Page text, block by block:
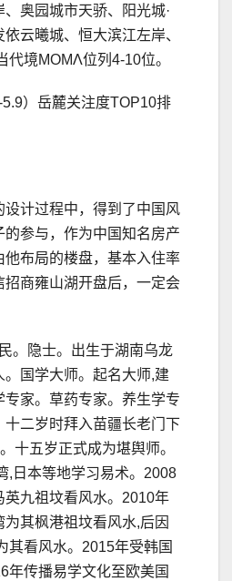
奥园城市天骄、阳光城·
云曦城、恒大滨江左岸、
代境MOMΛ位列4-10位。
）岳麓关注度TOP10排
设计过程中，得到了中国风
的参与，作为中国知名房产
他布局的楼盘，基本入住率
招商雍山湖开盘后，一定会
。隐士。出生于湖南乌龙
。国学大师。起名大师,建
家。草药专家。养生学专
十二岁时拜入苗疆长老门下
十五岁正式成为堪舆师。
,日本等地学习易术。2008
英九祖坟看风水。2010年
其枫港祖坟看风水,后因
其看风水。2015年受韩国
年传播易学文化至欧美国